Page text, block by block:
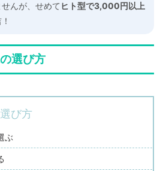
んが、せめて ヒト型で3,000円以上
選び方
び方
ぶ